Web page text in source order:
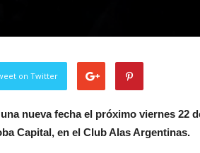
on Twitter
nueva fecha el próximo viernes 22
Capital, en el Club Alas Argentinas.